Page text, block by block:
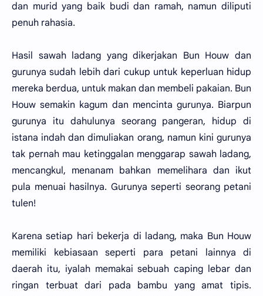
dan murid yang baik budi dan ramah, namun diliputi
penuh rahasia.
Hasil sawah ladang yang dikerjakan Bun Houw dan
gurunya sudah lebih dari cukup untuk keperluan hidup
mereka berdua, untuk makan dan membeli pakaian. Bun
Houw semakin kagum dan mencinta gurunya. Biarpun
gurunya itu dahulunya seorang pangeran, hidup di
istana indah dan dimuliakan orang, namun kini gurunya
tak pernah mau ketinggalan menggarap sawah ladang,
mencangkul, menanam bahkan memelihara dan ikut
pula menuai hasilnya. Gurunya seperti seorang petani
tulen!
Karena setiap hari bekerja di ladang, maka Bun Houw
memiliki kebiasaan seperti para petani lainnya di
daerah itu, iyalah memakai sebuah caping lebar dan
ringan terbuat dari pada bambu yang amat tipis.